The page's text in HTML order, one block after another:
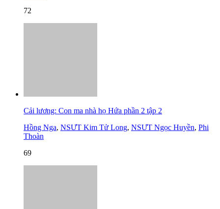
72
Cải lương: Con ma nhà họ Hứa phần 2 tập 2
Hồng Nga, NSƯT Kim Tử Long, NSƯT Ngọc Huyền, Phi
Thoàn
69